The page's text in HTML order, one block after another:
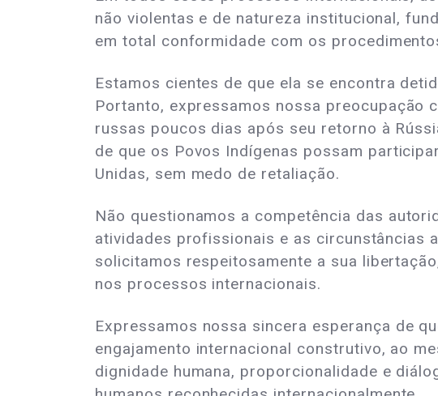
não violentas e de natureza institucional,
em total conformidade com os
Estamos cientes de que ela se encontra
Portanto, expressamos nossa preocupação
russas poucos dias após seu retorno à
de que os Povos Indígenas possam
Unidas, sem medo de retaliação.
Não questionamos a competência das
atividades profissionais e as circunstâncias
solicitamos respeitosamente a sua
nos processos internacionais.
Expressamos nossa sincera esperança de
engajamento internacional construtivo, ao
dignidade humana, proporcionalidade e